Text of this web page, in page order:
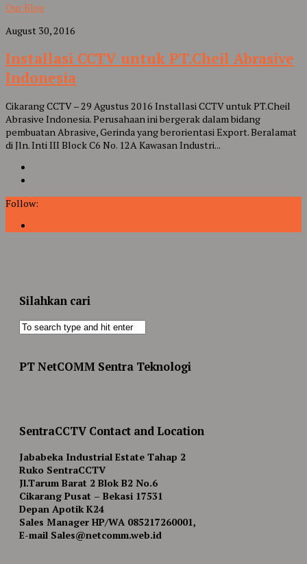
Our Blog
August 30, 2016
Installasi CCTV untuk PT.Cheil Abrasive
Indonesia
Cikarang CCTV – 29 Agustus 2016 Installasi CCTV untuk PT.Cheil
Abrasive Indonesia. Perusahaan ini bergerak dalam bidang
pembuatan Abrasive, Gerinda yang berorientasi Export. Beralamat
di Jln. Inti III Block C6 No. 12A Kawasan Industri...
Follow:
Silahkan cari
PT NetCOMM Sentra Teknologi
SentraCCTV Contact and Location
Jababeka Industrial Estate Tahap 2
Ruko SentraCCTV
Jl.Tarum Barat 2 Blok B2 No.6
Cikarang Pusat – Bekasi 17531
Depan Apotik K24
Sales Manager HP/WA 085217260001,
E-mail Sales@netcomm.web.id